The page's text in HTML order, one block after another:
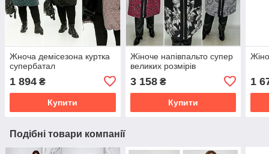
Жноча демісезона куртка
супербатал
1 894 ₴
Купити
Жіноче напівпальто супер
великих розмірів
3 158₴
Купити
1
Подібні товари компанії